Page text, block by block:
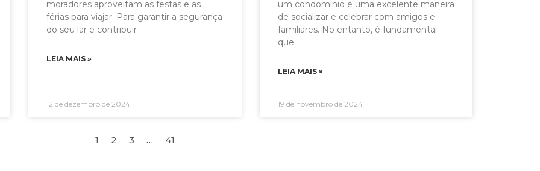
moradores aproveitam as festas e as
férias para viajar. Para garantir a segurança
do seu lar e contribuir
LEIA MAIS »
12 de dezembro de 2024
um condomínio é uma excelente maneira
de socializar e celebrar com amigos e
familiares. No entanto, é fundamental
que
LEIA MAIS »
19 de novembro de 2024
1 2 3 … 41